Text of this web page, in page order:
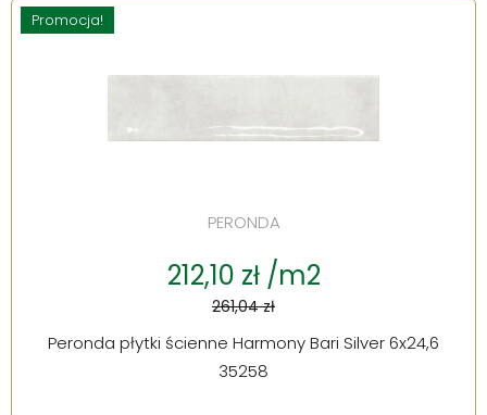
Promocja!
PERONDA
212,10 zł /m2
261,04 zł
Peronda płytki ścienne Harmony Bari Silver 6x24,6
35258